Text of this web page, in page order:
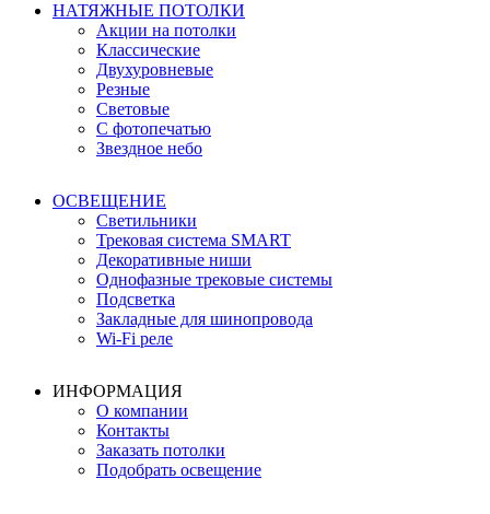
НАТЯЖНЫЕ ПОТОЛКИ
Акции на потолки
Классические
Двухуровневые
Резные
Световые
С фотопечатью
Звездное небо
ОСВЕЩЕНИЕ
Светильники
Трековая система SMART
Декоративные ниши
Однофазные трековые системы
Подсветка
Закладные для шинопровода
Wi-Fi реле
ИНФОРМАЦИЯ
О компании
Контакты
Заказать потолки
Подобрать освещение